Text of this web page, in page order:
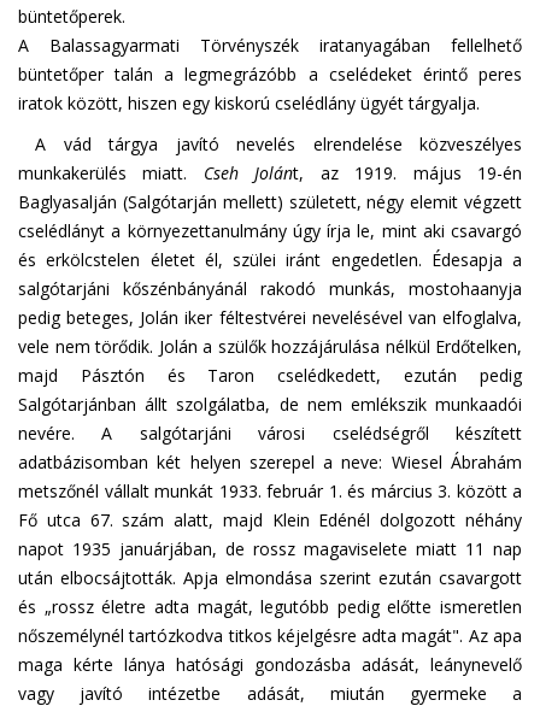
büntetőperek.
A Balassagyarmati Törvényszék iratanyagában fellelhető
büntetőper talán a legmegrázóbb a cselédeket érintő peres
iratok között, hiszen egy kiskorú cselédlány ügyét tárgyalja.
A vád tárgya javító nevelés elrendelése közveszélyes
munkakerülés miatt. Cseh Jolánt, az 1919. május 19-én
Baglyasalján (Salgótarján mellett) született, négy elemit végzett
cselédlányt a környezettanulmány úgy írja le, mint aki csavargó
és erkölcstelen életet él, szülei iránt engedetlen. Édesapja a
salgótarjáni kőszénbányánál rakodó munkás, mostohaanyja
pedig beteges, Jolán iker féltestvérei nevelésével van elfoglalva,
vele nem törődik. Jolán a szülők hozzájárulása nélkül Erdőtelken,
majd Pásztón és Taron cselédkedett, ezután pedig
Salgótarjánban állt szolgálatba, de nem emlékszik munkaadói
nevére. A salgótarjáni városi cselédségről készített
adatbázisomban két helyen szerepel a neve: Wiesel Ábrahám
metszőnél vállalt munkát 1933. február 1. és március 3. között a
Fő utca 67. szám alatt, majd Klein Edénél dolgozott néhány
napot 1935 januárjában, de rossz magaviselete miatt 11 nap
után elbocsájtották. Apja elmondása szerint ezután csavargott
és „rossz életre adta magát, legutóbb pedig előtte ismeretlen
nőszemélynél tartózkodva titkos kéjelgésre adta magát". Az apa
maga kérte lánya hatósági gondozásba adását, leánynevelő
vagy javító intézetbe adását, miután gyermeke a